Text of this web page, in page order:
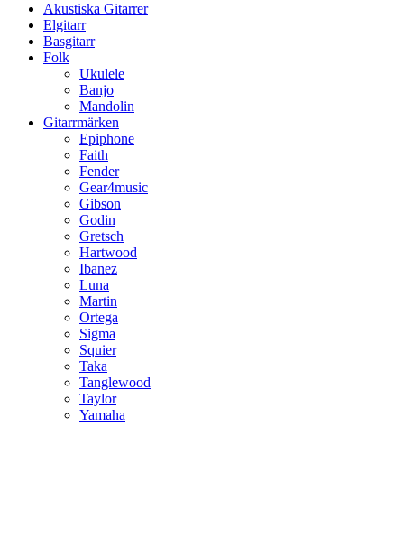
Akustiska Gitarrer
Elgitarr
Basgitarr
Folk
Ukulele
Banjo
Mandolin
Gitarrmärken
Epiphone
Faith
Fender
Gear4music
Gibson
Godin
Gretsch
Hartwood
Ibanez
Luna
Martin
Ortega
Sigma
Squier
Taka
Tanglewood
Taylor
Yamaha